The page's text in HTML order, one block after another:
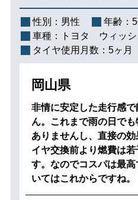
性別： 男性 年齢：
車種：
トヨタ ウィッ
タイヤ使用月数： 5ヶ月
岡山県
非情に安定した走行感
ん。これまで雨の日で
ありませんし、直接の
イヤ交換前より燃費は
す。なのでコスパは最
いてはこれからですね。